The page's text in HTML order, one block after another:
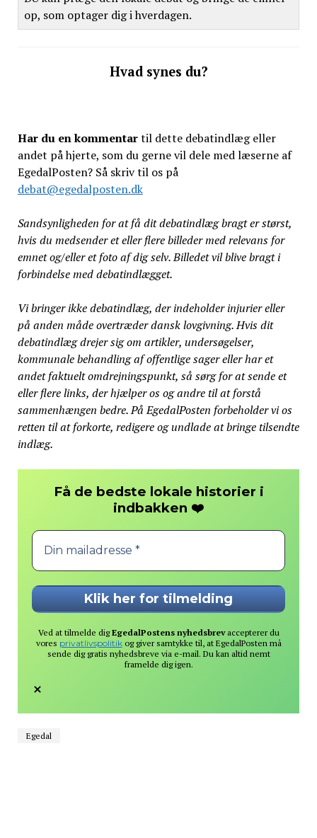
op, som optager dig i hverdagen.
Hvad synes du?
Har du en kommentartil dette debatindlæg eller
andet på hjerte, som du gerne vil dele med læserne af
EgedalPosten? Så skriv til os på
debat@egedalposten.dk
Sandsynligheden for at få dit debatindlæg bragt er størst,
hvis du medsender et eller flere billeder med relevans for
emnet og/eller et foto af dig selv. Billedet vil blive bragt i
forbindelse med debatindlægget.
Vi bringer ikke debatindlæg, der indeholder injurier eller
på anden måde overtræder dansk lovgivning. Hvis dit
debatindlæg drejer sig om artikler, undersøgelser,
kommunale behandling af offentlige sager eller har et
andet faktuelt omdrejningspunkt, så sørg for at sende et
eller flere links, der hjælper os og andre til at forstå
sammenhængen bedre. På EgedalPosten forbeholder vi os
retten til at forkorte, redigere og undlade at bringe tilsendte
indlæg.
Få de bedste lokale historier i
indbakken ❤️
Ved at tilmelde digEgedalPostens nyhedsbrevaccepterer du
vores privatlivspolitikog giver samtykke til, at EgedalPosten må
sende dig gratis nyhedsbreve via e-mail. Du kan altid nemt
framelde dig igen.
Egedal